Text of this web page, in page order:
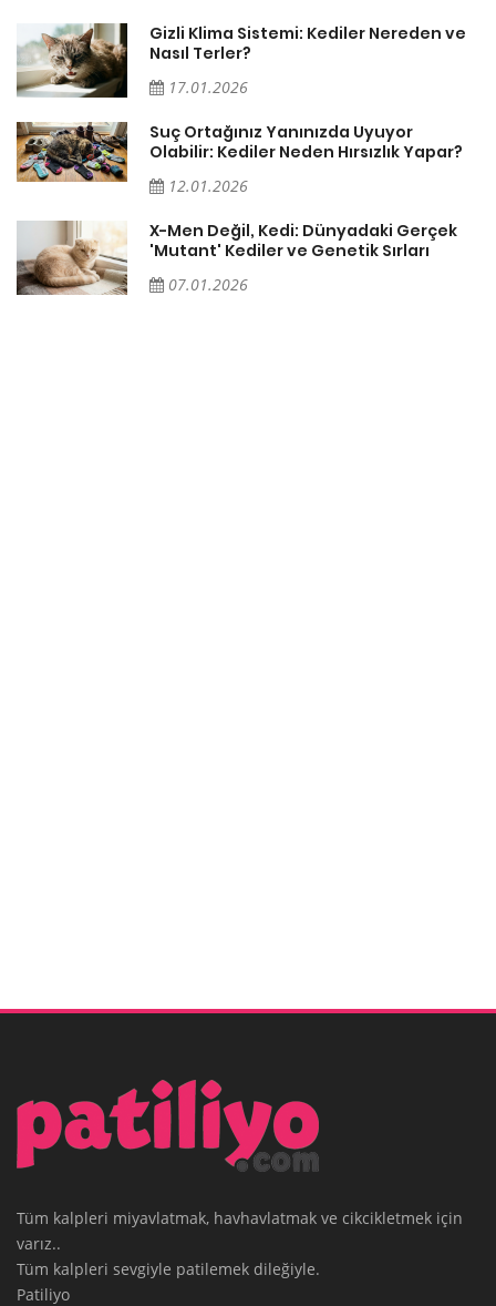
Gizli Klima Sistemi: Kediler Nereden ve
Nasıl Terler?
17.01.2026
Suç Ortağınız Yanınızda Uyuyor
Olabilir: Kediler Neden Hırsızlık Yapar?
12.01.2026
X-Men Değil, Kedi: Dünyadaki Gerçek
'Mutant' Kediler ve Genetik Sırları
07.01.2026
Tüm kalpleri miyavlatmak, havhavlatmak ve cikcikletmek için
varız..
Tüm kalpleri sevgiyle patilemek dileğiyle.
Patiliyo